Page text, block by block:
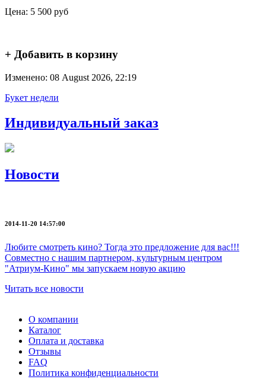
Цена: 5 500 руб
+ Добавить в корзину
Изменено: 08 August 2026, 22:19
Букет недели
Индивидуальный заказ
Новости
2014-11-20 14:57:00
Любите смотреть кино? Тогда это предложение для вас!!!
Совместно с нашим партнером, культурным центром
"Атриум-Кино" мы запускаем новую акцию
Читать все новости
О компании
Каталог
Оплата и доставка
Отзывы
FAQ
Политика конфиденциальности